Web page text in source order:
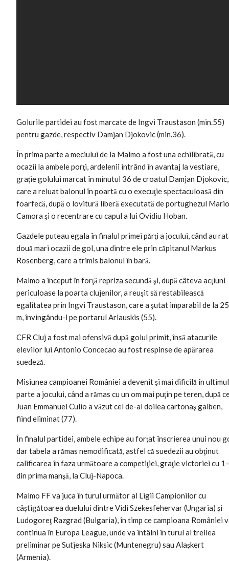
Golurile partidei au fost marcate de Ingvi Traustason (min.55)
pentru gazde, respectiv Damjan Djokovic (min.36).
În prima parte a meciului de la Malmo a fost una echilibrată, cu
ocazii la ambele porţi, ardelenii intrând în avantaj la vestiare,
graţie golului marcat în minutul 36 de croatul Damjan Djokovic,
care a reluat balonul în poartă cu o execuţie spectaculoasă din
foarfecă, după o lovitură liberă executată de portughezul Mario
Camora şi o recentrare cu capul a lui Ovidiu Hoban.
Gazdele puteau egala în finalul primei părţi a jocului, când au
două mari ocazii de gol, una dintre ele prin căpitanul Markus
Rosenberg, care a trimis balonul în bară.
Malmo a început în forţă repriza secundă şi, după câteva acţiuni
periculoase la poarta clujenilor, a reuşit să restabilească
egalitatea prin Ingvi Traustason, care a şutat imparabil de la 25
m, învingându-l pe portarul Arlauskis (55).
CFR Cluj a fost mai ofensivă după golul primit, însă atacurile
elevilor lui Antonio Concecao au fost respinse de apărarea
suedeză.
Misiunea campioanei României a devenit şi mai dificilă în ultimul
parte a jocului, când a rămas cu un om mai puţin pe teren, după
Juan Emmanuel Culio a văzut cel de-al doilea cartonaş galben,
fiind eliminat (77).
În finalul partidei, ambele echipe au forţat înscrierea unui nou
dar tabela a rămas nemodificată, astfel că suedezii au obţinut
calificarea în faza următoare a competiţiei, graţie victoriei cu
din prima manşă, la Cluj-Napoca.
Malmo FF va juca în turul următor al Ligii Campionilor cu
câştigătoarea duelului dintre Vidi Szekesfehervar (Ungaria) şi
Ludogoreţ Razgrad (Bulgaria), în timp ce campioana României
continua în Europa League, unde va întâlni în turul al treilea
preliminar pe Sutjeska Niksic (Muntenegru) sau Alaşkert
(Armenia).